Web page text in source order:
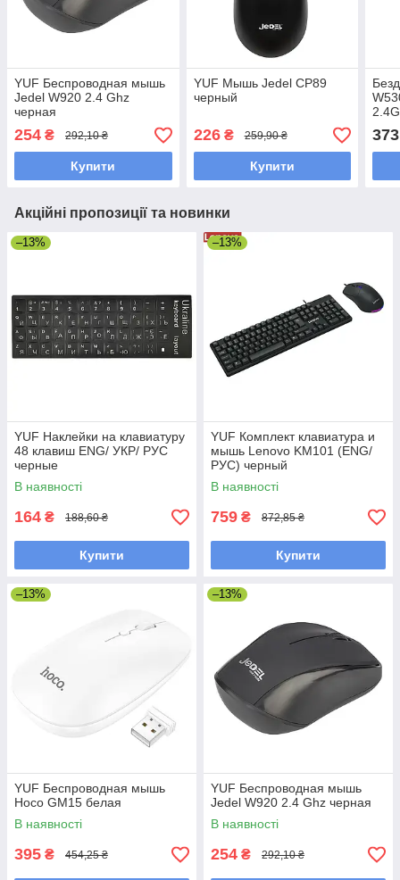
YUF Беспроводная мышь
Jedel W920 2.4 Ghz
черная
254 ₴ 292,10 ₴
Купити
YUF Мышь Jedel CP89
черный
226₴ 259,90 ₴
Купити
373
Акційні пропозиції та новинки
–13%
YUF Наклейки на клавиатуру
48 клавиш ENG/ УКР/ РУС
черные
В наявності
164 ₴ 188,60 ₴
Купити
–13%
YUF Комплект клавиатура и
мышь Lenovo KM101 (ENG/
РУС) черный
В наявності
759 ₴ 872,85 ₴
Купити
–13%
YUF Беспроводная мышь
Hoco GM15 белая
В наявності
395 ₴ 454,25 ₴
–13%
YUF Беспроводная мышь
Jedel W920 2.4 Ghz черная
В наявності
254 ₴ 292,10 ₴